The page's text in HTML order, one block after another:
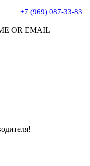
OR EMAIL
+7 (969) 087-33-83